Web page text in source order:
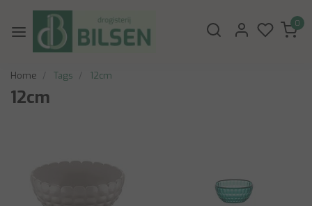
0
Home Tags 12cm
12cm